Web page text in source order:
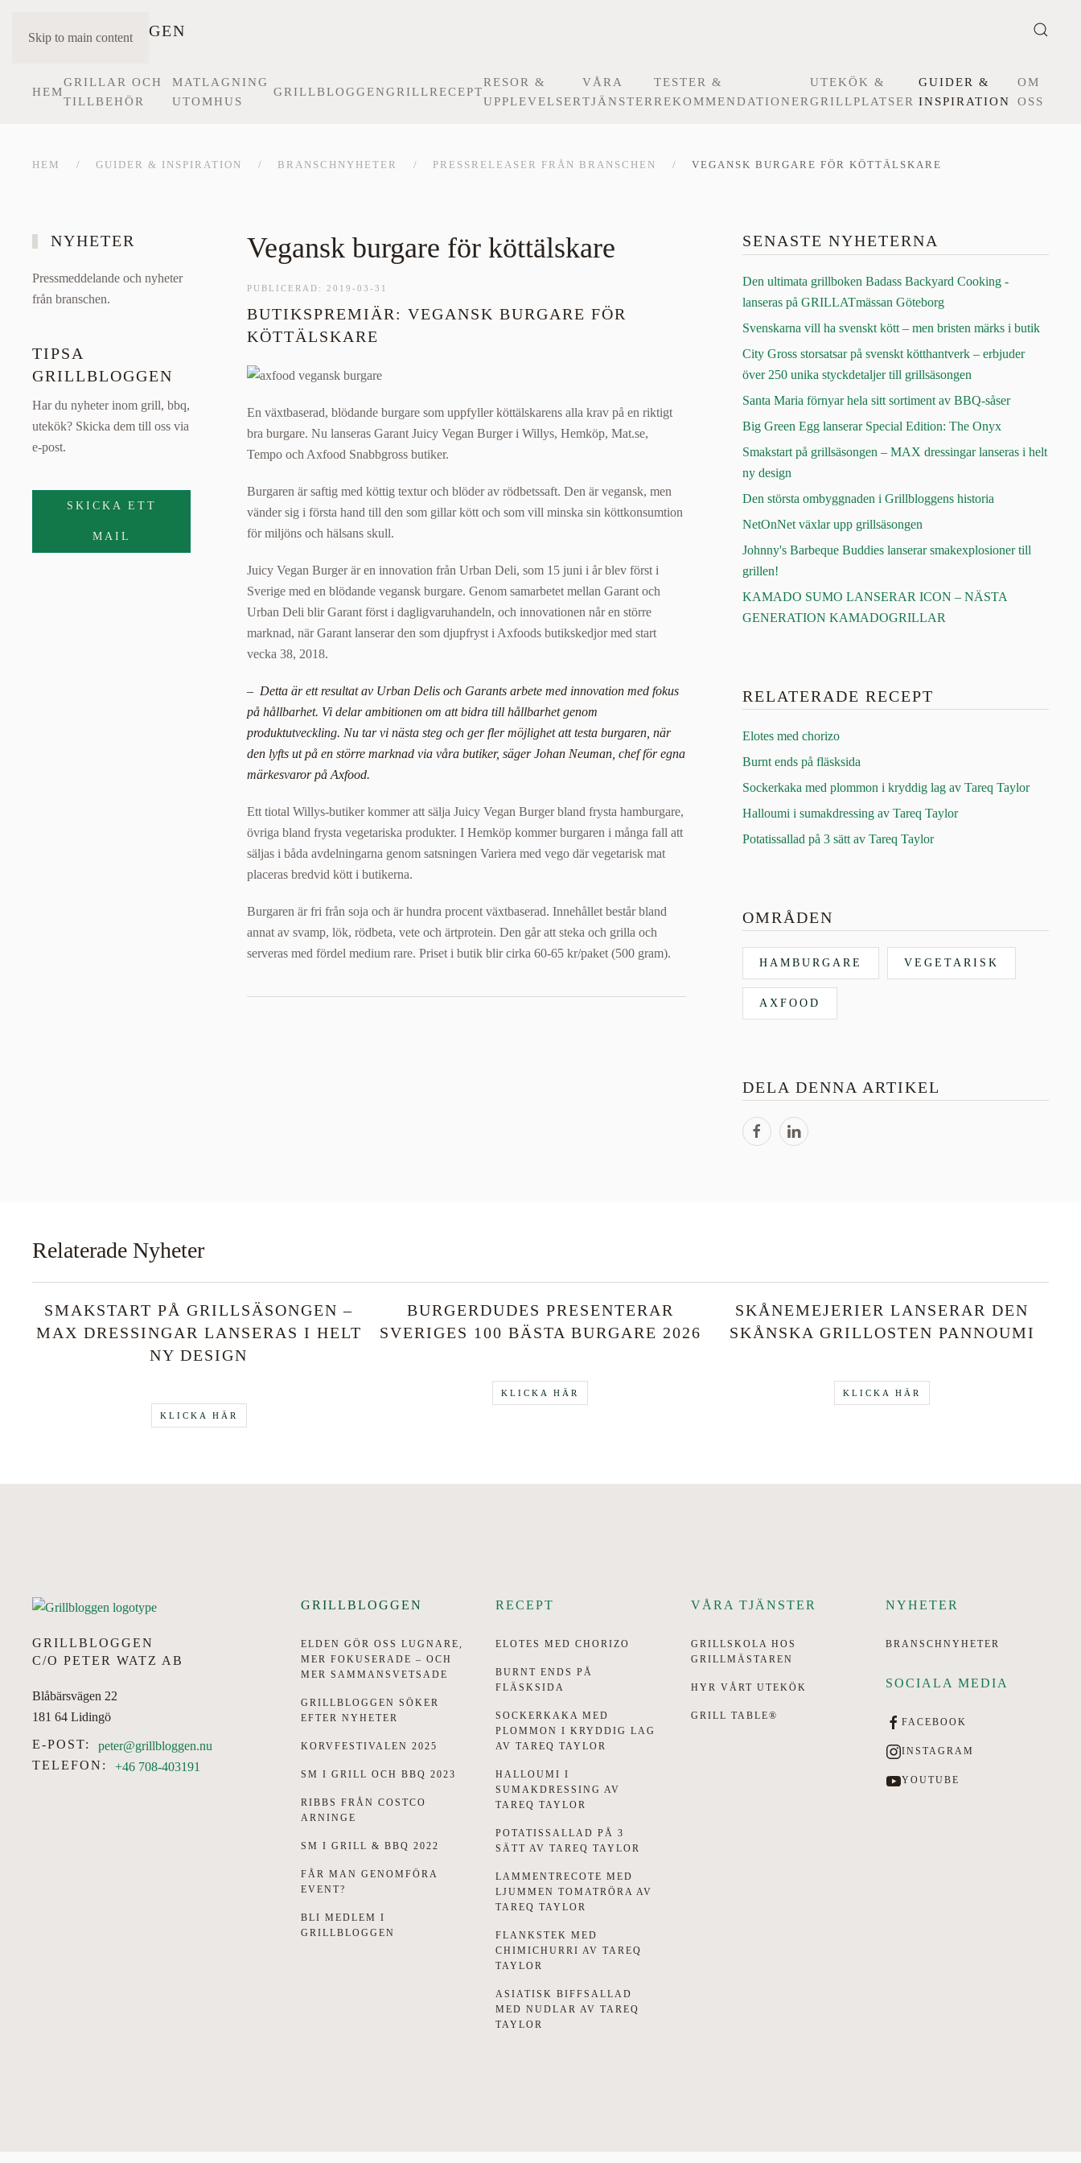
Skip to main content
HEM
GRILLAR OCH
TILLBEHÖR
MATLAGNING
UTOMHUS
GRILLBLOGGENGRILLRECEPT
RESOR &
UPPLEVELSER
VÅRA
TJÄNSTER
TESTER &
REKOMMENDATIONER
UTEKÖK &
GRILLPLATSER
GUIDER &
INSPIRATION
OM
OSS
HEM GUIDER & INSPIRATION BRANSCHNYHETER PRESSRELEASER FRÅN BRANSCHEN VEGANSK BURGARE FÖR KÖTTÄLSKARE
Vegansk burgare för köttälskare
PUBLICERAD: 2019-03-31
BUTIKSPREMIÄR: VEGANSK BURGARE FÖR
KÖTTÄLSKARE
En växtbaserad, blödande burgare som uppfyller köttälskarens alla krav på en riktigt
bra burgare. Nu lanseras Garant Juicy Vegan Burger i Willys, Hemköp, Mat.se,
Tempo och Axfood Snabbgross butiker.
Burgaren är saftig med köttig textur och blöder av rödbetssaft. Den är vegansk, men
vänder sig i första hand till den som gillar kött och som vill minska sin köttkonsumtion
för miljöns och hälsans skull.
Juicy Vegan Burger är en innovation från Urban Deli, som 15 juni i år blev först i
Sverige med en blödande vegansk burgare. Genom samarbetet mellan Garant och
Urban Deli blir Garant först i dagligvaruhandeln, och innovationen når en större
marknad, när Garant lanserar den som djupfryst i Axfoods butikskedjor med start
vecka 38, 2018.
– Detta är ett resultat av Urban Delis och Garants arbete med innovation med fokus
på hållbarhet. Vi delar ambitionen om att bidra till hållbarhet genom
produktutveckling. Nu tar vi nästa steg och ger fler möjlighet att testa burgaren, när
den lyfts ut på en större marknad via våra butiker, säger Johan Neuman, chef för egna
märkesvaror på Axfood.
Ett tiotal Willys-butiker kommer att sälja Juicy Vegan Burger bland frysta hamburgare,
övriga bland frysta vegetariska produkter. I Hemköp kommer burgaren i många fall att
säljas i båda avdelningarna genom satsningen Variera med vego där vegetarisk mat
placeras bredvid kött i butikerna.
Burgaren är fri från soja och är hundra procent växtbaserad. Innehållet består bland
annat av svamp, lök, rödbeta, vete och ärtprotein. Den går att steka och grilla och
serveras med fördel medium rare. Priset i butik blir cirka 60-65 kr/paket (500 gram).
SENASTE NYHETERNA
Den ultimata grillboken Badass Backyard Cooking -
lanseras på GRILLATmässan Göteborg
Svenskarna vill ha svenskt kött – men bristen märks i butik
City Gross storsatsar på svenskt kötthantverk – erbjuder
över 250 unika styckdetaljer till grillsäsongen
Santa Maria förnyar hela sitt sortiment av BBQ‑såser
Big Green Egg lanserar Special Edition: The Onyx
Smakstart på grillsäsongen – MAX dressingar lanseras i helt
ny design
Den största ombyggnaden i Grillbloggens historia
NetOnNet växlar upp grillsäsongen
Johnny's Barbeque Buddies lanserar smakexplosioner till
grillen!
KAMADO SUMO LANSERAR ICON – NÄSTA
GENERATION KAMADOGRILLAR
RELATERADE RECEPT
Elotes med chorizo
Burnt ends på fläsksida
Sockerkaka med plommon i kryddig lag av Tareq Taylor
Halloumi i sumakdressing av Tareq Taylor
Potatissallad på 3 sätt av Tareq Taylor
OMRÅDEN
HAMBURGARE VEGETARISK
AXFOOD
DELA DENNA ARTIKEL
NYHETER
Pressmeddelande och nyheter
från branschen.
TIPSA
GRILLBLOGGEN
Har du nyheter inom grill, bbq,
utekök? Skicka dem till oss via
e-post.
SKICKA ETT
MAIL
Relaterade Nyheter
SMAKSTART PÅ GRILLSÄSONGEN –
MAX DRESSINGAR LANSERAS I HELT
NY DESIGN
KLICKA HÄR
BURGERDUDES PRESENTERAR
SVERIGES 100 BÄSTA BURGARE 2026
KLICKA HÄR
SKÅNEMEJERIER LANSERAR DEN
SKÅNSKA GRILLOSTEN PANNOUMI
KLICKA HÄR
GRILLBLOGGEN
C/O PETER WATZ AB
Blåbärsvägen 22
181 64 Lidingö
E-POST:
peter@grillbloggen.nu
TELEFON:
+46 708-403191
GRILLBLOGGEN
ELDEN GÖR OSS LUGNARE,
MER FOKUSERADE – OCH
MER SAMMANSVETSADE
GRILLBLOGGEN SÖKER
EFTER NYHETER
KORVFESTIVALEN 2025
SM I GRILL OCH BBQ 2023
RIBBS FRÅN COSTCO
ARNINGE
SM I GRILL & BBQ 2022
FÅR MAN GENOMFÖRA
EVENT?
BLI MEDLEM I
GRILLBLOGGEN
RECEPT
ELOTES MED CHORIZO
BURNT ENDS PÅ
FLÄSKSIDA
SOCKERKAKA MED
PLOMMON I KRYDDIG LAG
AV TAREQ TAYLOR
HALLOUMI I
SUMAKDRESSING AV
TAREQ TAYLOR
POTATISSALLAD PÅ 3
SÄTT AV TAREQ TAYLOR
LAMMENTRECOTE MED
LJUMMEN TOMATRÖRA AV
TAREQ TAYLOR
FLANKSTEK MED
CHIMICHURRI AV TAREQ
TAYLOR
ASIATISK BIFFSALLAD
MED NUDLAR AV TAREQ
TAYLOR
VÅRA TJÄNSTER
GRILLSKOLA HOS
GRILLMÄSTAREN
HYR VÅRT UTEKÖK
GRILL TABLE®
NYHETER
BRANSCHNYHETER
SOCIALA MEDIA
FACEBOOK
INSTAGRAM
YOUTUBE